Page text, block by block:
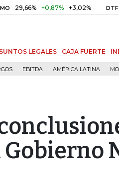
+0,87% +3,02% DTF 10,34%
LEGALES CAJA FUERTE
EBITDA AMÉRICA LATINA